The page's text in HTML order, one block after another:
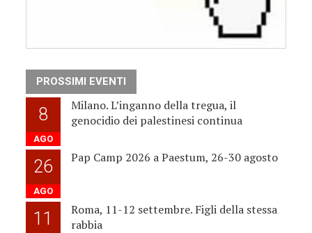
PROSSIMI EVENTI
8
AGO
Milano. L’inganno della tregua, il
genocidio dei palestinesi continua
26
AGO
Pap Camp 2026 a Paestum, 26-30 agosto
11
Roma, 11-12 settembre. Figli della stessa
rabbia